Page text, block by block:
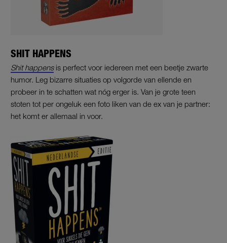
SHIT HAPPENS
Shit happensis perfect voor iedereen met een beetje zwarte
humor. Leg bizarre situaties op volgorde van ellende en
probeer in te schatten wat nóg erger is. Van je grote teen
stoten tot per ongeluk een foto liken van de ex van je partner:
het komt er allemaal in voor.